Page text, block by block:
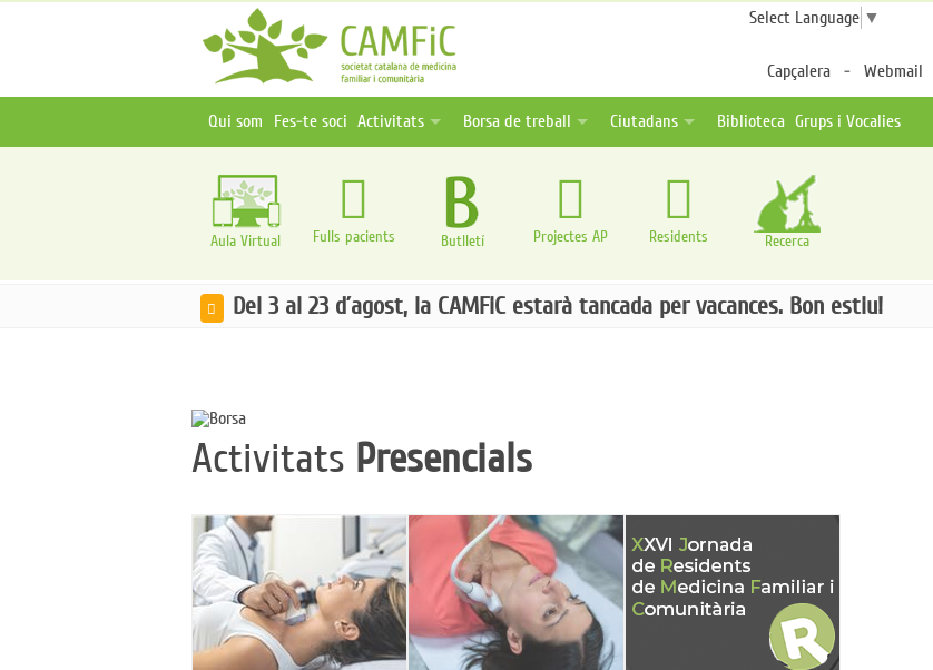
Select Language ▼
Capçalera Webmail
Qui som Fes-te soci Activitats
Activitats online i a distància
Oferta formativa externalitzable
Borsa de treball
Publica una oferta
Ciutadans
Associacions de pacients
Enllaços d'interès
Biblioteca Grups i Vocalies
Aula Virtual Fulls pacients Butlletí Projectes AP Residents Recerca
Del 3 al 23 d´agost, la CAMFiC estarà tancada per vacances. Bon estiu!
Activitats Presencials